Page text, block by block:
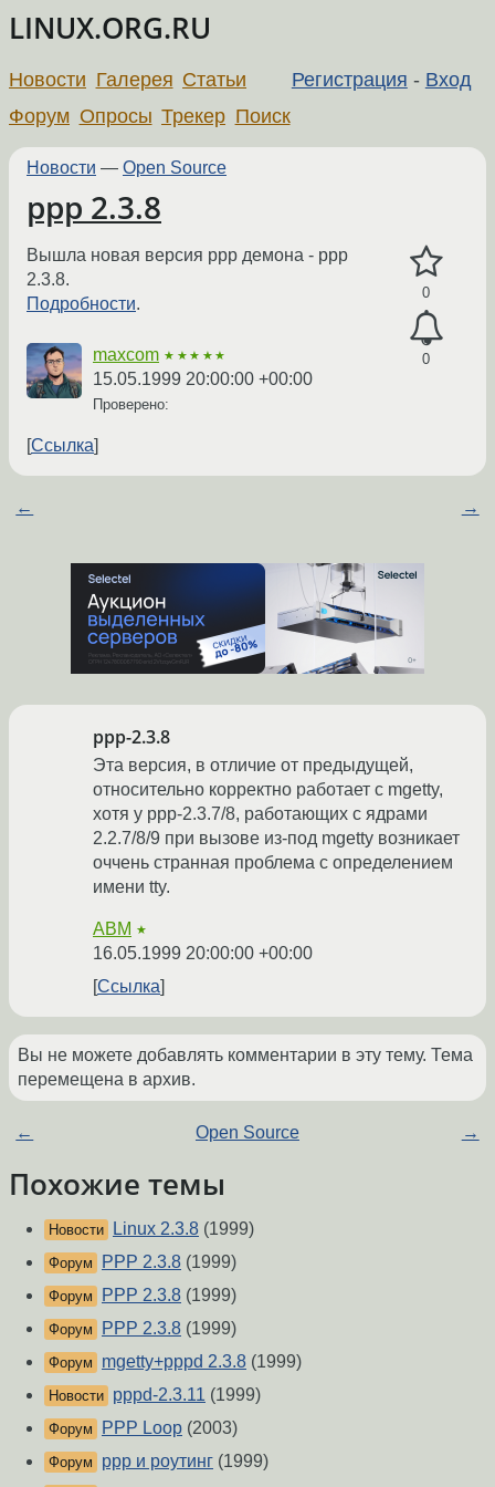
LINUX.ORG.RU
Регистрация - Вход
Новости Галерея Статьи
Форум Опросы Трекер Поиск
Новости — Open Source
ppp 2.3.8
0
0
Вышла новая версия ppp демона - ppp
2.3.8.
Подробности.
maxcom ★★★★★
15.05.1999 20:00:00 +00:00
Проверено:
Ссылка
← →
ppp-2.3.8
Эта версия, в отличие от предыдущей,
относительно корректно работает с mgetty,
хотя у ppp-2.3.7/8, работающих с ядрами
2.2.7/8/9 при вызове из-под mgetty возникает
оччень странная проблема с определением
имени tty.
ABM ★
16.05.1999 20:00:00 +00:00
Ссылка
Вы не можете добавлять комментарии в эту тему. Тема
перемещена в архив.
← Open Source →
Похожие темы
Новости Linux 2.3.8 (1999)
Форум PPP 2.3.8 (1999)
Форум PPP 2.3.8 (1999)
Форум PPP 2.3.8 (1999)
Форум mgetty+pppd 2.3.8 (1999)
Новости pppd-2.3.11 (1999)
Форум PPP Loop (2003)
Форум ppp и роутинг (1999)